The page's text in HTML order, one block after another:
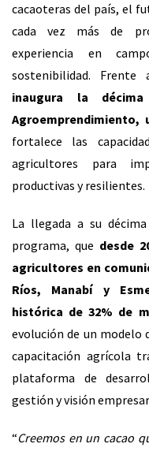
cacaoteras del país, el
cada vez más de
experiencia en
sostenibilidad. Frente
inaugura la
Agroemprendimiento,
fortalece las
agricultores para
productivas y resilientes.
La llegada a su
programa, que desde
agricultores en
Ríos, Manabí y
histórica de 32% de
evolución de un modelo
capacitación agrícola
plataforma de
gestión y visión
“Creemos en un cacao